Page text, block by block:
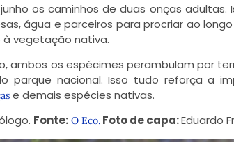
os caminhos de duas onças
água e parceiros para procriar ao
vegetação nativa.
ambos os espécimes perambulam por
parque nacional. Isso tudo reforça a
e demais espécies nativas.
Fonte:O Eco.Foto de capa:Eduardo